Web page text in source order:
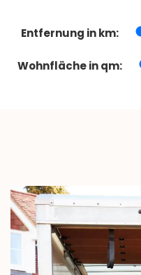
Entfernung in km:
Wohnfläche in qm: